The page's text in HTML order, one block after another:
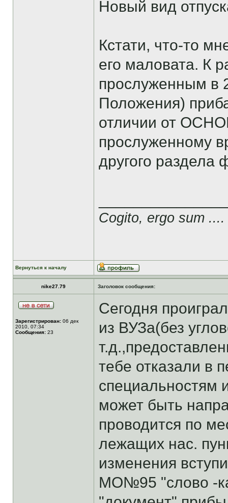
Новый вид
Кстати, что-то
его маловата. К
прослуженным в
Положения)
отличии от
прослуженному
другого раздела
Cogito, ergo sum ....
Вернуться к началу
nike27.79 Заголовок сообщения:
Зарегистрирован: 06 дек
2010, 07:34
Сообщения: 23
Сегодня
из ВУЗа(без
тебе отказали в
специальностям
может быть
проводится по
лежащих нас.
изменения
МО№95 "слово -